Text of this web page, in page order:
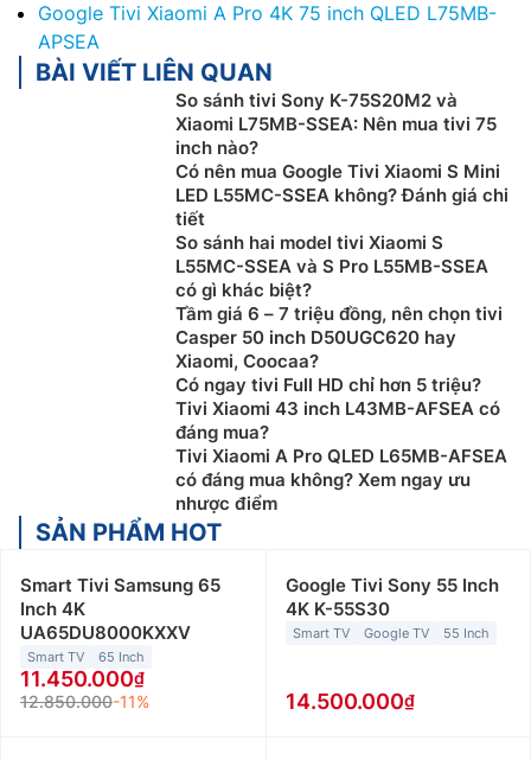
Google Tivi Xiaomi A Pro 4K 75 inch QLED L75MB-
APSEA
BÀI VIẾT LIÊN QUAN
So sánh tivi Sony K-75S20M2 và
Xiaomi L75MB-SSEA: Nên mua tivi 75
inch nào?
Có nên mua Google Tivi Xiaomi S Mini
LED L55MC-SSEA không? Đánh giá chi
tiết
So sánh hai model tivi Xiaomi S
L55MC-SSEA và S Pro L55MB-SSEA
có gì khác biệt?
Tầm giá 6 – 7 triệu đồng, nên chọn tivi
Casper 50 inch D50UGC620 hay
Xiaomi, Coocaa?
Có ngay tivi Full HD chỉ hơn 5 triệu?
Tivi Xiaomi 43 inch L43MB-AFSEA có
đáng mua?
Tivi Xiaomi A Pro QLED L65MB-AFSEA
có đáng mua không? Xem ngay ưu
nhược điểm
SẢN PHẨM HOT
Smart Tivi Samsung 65
Inch 4K
UA65DU8000KXXV
Smart TV 65 Inch
11.450.000
12.850.000-11%
Google Tivi Sony 55 Inch
4K K-55S30
Smart TV Google TV 55 Inch
14.500.000